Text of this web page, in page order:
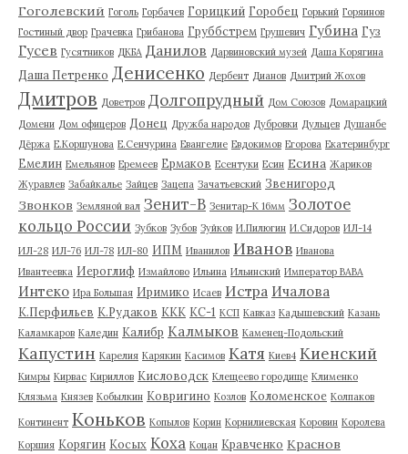
Гоголевский Гоголь Горбачев Горицкий Горобец Горький Горяинов
Гостиный двор Грачевка Грибанова Груббстрем Грушевич Губина Гуз
Гусев Гусятников ДКБА Данилов Дарвиновский музей Даша Корягина
Даша Петренко Денисенко Дербент Дианов Дмитрий Жохов
Дмитров Доветров Долгопрудный Дом Союзов Домарацкий
Домени Дом офицеров Донец Дружба народов Дубровки Дульцев Душанбе
Дёржа Е.Коршунова Е.Сенчурина Евангелие Евдокимов Егорова Екатеринбург
Емелин Емельянов Еремеев Ермаков Есентуки Есин Есина Жариков
Журавлев Забайкалье Зайцев Зацепа Зачатьевский Звенигород
Звонков Земляной вал Зенит-В Зенитар-К 16мм Золотое
кольцо России Зубков Зубов Зуйков И.Пилюгин И.Сидоров ИЛ-14
ИЛ-28 ИЛ-76 ИЛ-78 ИЛ-80 ИПМ Иванилов Иванов Иванова
Ивантеевка Иероглиф Измайлово Ильина Ильинский Император ВАВА
Интеко Ира Большая Иримико Исаев Истра Ичалова
К.Перфильев К.Рудаков ККК КС-1 КСП Кавказ Кадышевский Казань
Каламкаров Каледин Калибр Калмыков Каменец-Подольский
Капустин Карелия Карякин Касимов Катя Киев4 Киенский
Кимры Кирвас Кириллов Кисловодск Клещеево городище Клименко
Клязьма Князев Кобылкин Ковригино Козлов Коломенское Колпаков
Континент Коньков Копылов Корин Корнилиевская Коровин Королева
Коршия Корягин Косых Коха Коцан Кравченко Краснов